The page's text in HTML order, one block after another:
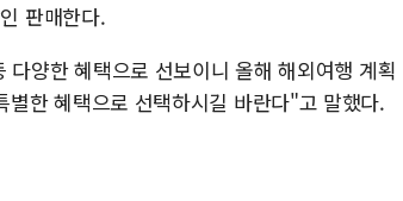
판매한다.
양한 혜택으로 선보이니 올해 해외여행 계획
한 혜택으로 선택하시길 바란다"고 말했다.